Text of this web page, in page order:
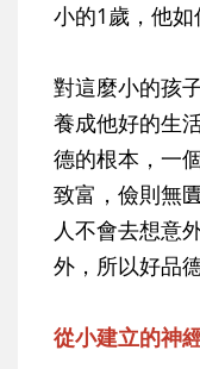
小的1歲，他
對這麼小的孩
養成他好的生
德的根本，一
致富，儉則無
人不會去想意
外，所以好品
從小建立的神